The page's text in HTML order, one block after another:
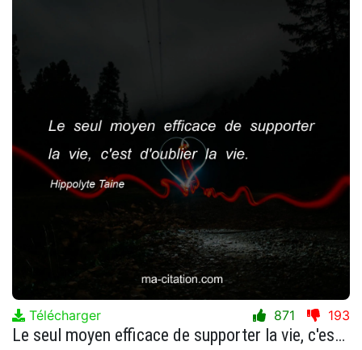
Télécharger 871 193
Le seul moyen efficace de supporter la vie, c'est d'oublier la vie.